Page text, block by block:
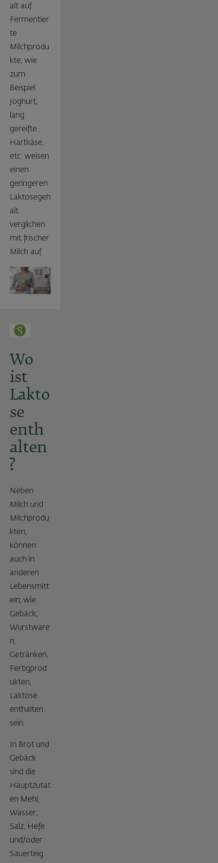
alt auf.
Fermentier
te
Milchprodu
kte, wie
zum
Beispiel
Joghurt,
lang
gereifte
Hartkäse,
etc. weisen
einen
geringeren
Laktosegeh
alt
verglichen
mit frischer
Milch auf.
Wo
ist
Lakto
se
enth
alten
?
Neben
Milch und
Milchprodu
kten,
können
auch in
anderen
Lebensmitt
eln, wie
Gebäck,
Wurstware
n,
Getränken,
Fertigprod
ukten,
Laktose
enthalten
sein.
In Brot und
Gebäck
sind die
Hauptzutat
en Mehl,
Wasser,
Salz, Hefe
und/oder
Sauerteig.